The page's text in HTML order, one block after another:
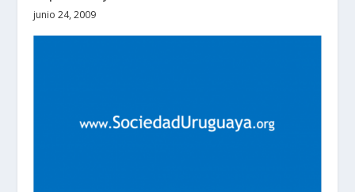
junio 24, 2009